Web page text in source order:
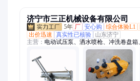
济宁市三正机械设备有限公司
5年 厂 安心购 综合体验L1
出价迅速
真实性已核验
山东济宁
主营： 电动试压泵、洒水喷枪、冲洗卷盘箱
机属具、挖机碎草机、JZQ齿轮减速机、风
栈桥冲洗器、空气炮、防尘喷枪、应急救援
户外移动照明灯、矿用气动葫芦、电动液压
滤器、全自动除污器、灭火岩粉、阻化剂、